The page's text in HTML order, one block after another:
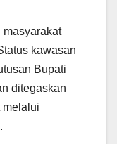
masyarakat
kawasan
Bupati
ditegaskan
melalui